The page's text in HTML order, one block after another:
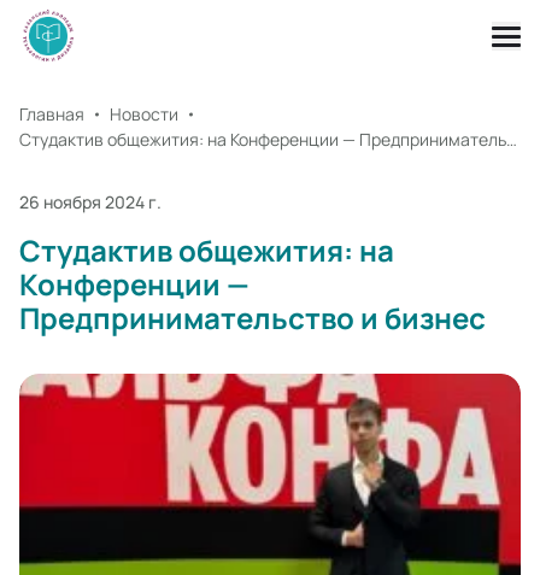
Главная
Новости
Студактив общежития: на Конференции — Предпринимательство и бизнес
26 ноября 2024 г.
Студактив общежития: на
Конференции —
Предпринимательство и бизнес